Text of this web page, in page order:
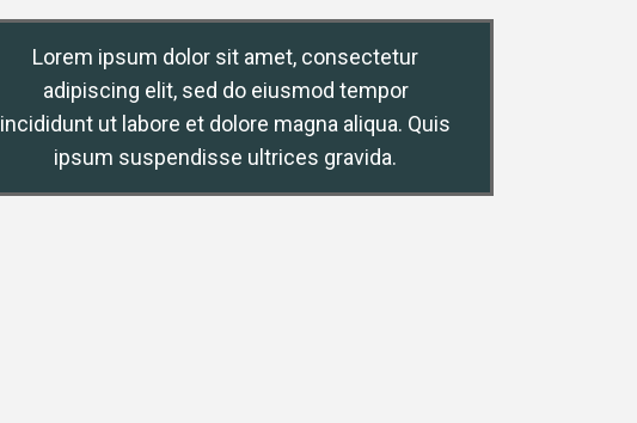
Lorem ipsum dolor sit amet, consectetur
adipiscing elit, sed do eiusmod tempor
incididunt ut labore et dolore magna aliqua. Quis
ipsum suspendisse ultrices gravida.